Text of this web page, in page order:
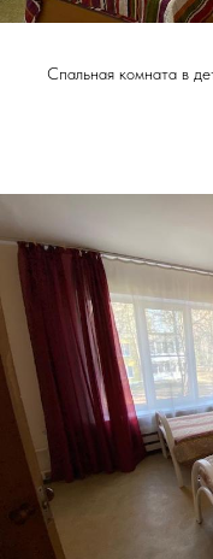
Спальная комната в